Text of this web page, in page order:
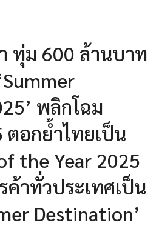
ทุ่ม 600 ล้านบาท
พลิกโฉม
ตอกย้ำไทยเป็น
the Year 2025
ค้าทั่วประเทศเป็น
Destination’